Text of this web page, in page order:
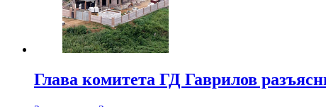
Глава комитета ГД Гаврилов